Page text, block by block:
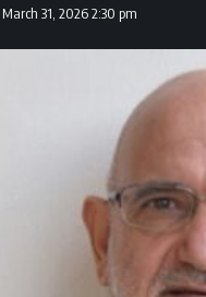
31, 2026 2:30 pm